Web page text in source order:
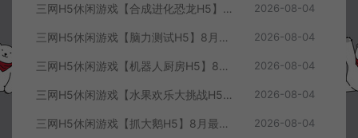
三网H5休闲游戏【合成进化恐龙H5】8月最新整理Linux手工服务端+Win一键服务端+解压即玩+简易安卓客户端+详细搭建教程 2026-08-04
三网H5休闲游戏【脑力测试H5】8月最新整理Linux手工服务端+Win一键服务端+解压即玩+简易安卓客户端+详细搭建教程 2026-08-04
三网H5休闲游戏【机器人厨房H5】8月最新整理Linux手工服务端+Win一键服务端+解压即玩+简易安卓客户端+详细搭建教程 2026-08-04
三网H5休闲游戏【水果欢乐大挑战H5】8月最新整理Linux手工服务端+Win一键服务端+解压即玩+简易安卓客户端+详细搭建教程 2026-08-04
三网H5休闲游戏【抓大鹅H5】8月最新整理Linux手工服务端+Win一键服务端+解压即玩+简易安卓客户端+详细搭建教程 2026-08-04